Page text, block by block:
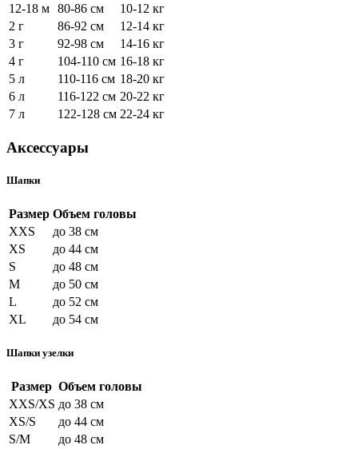
12-18 м 80-86 см
10-12 кг
2 г
86-92 см
12-14 кг
3 г
92-98 см
14-16 кг
4 г
104-110 см 16-18 кг
5 л
110-116 см 18-20 кг
6 л
116-122 см 20-22 кг
7 л
122-128 см 22-24 кг
Аксессуары
Шапки
Размер Объем головы
XXS
до 38 см
XS
до 44 см
S
до 48 см
M
до 50 см
L
до 52 см
XL
до 54 см
Шапки узелки
Размер Объем головы
XXS/XS до 38 см
XS/S
до 44 см
S/M
до 48 см